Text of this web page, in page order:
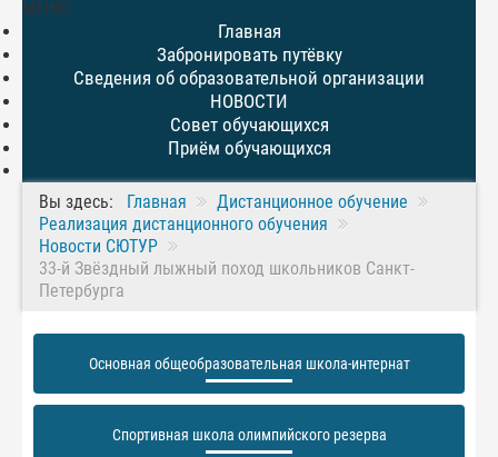
МЕНЮ
Главная
Забронировать путёвку
Сведения об образовательной организации
НОВОСТИ
Совет обучающихся
Приём обучающихся
Вы здесь: Главная
Дистанционное обучение
Реализация дистанционного обучения
Новости СЮТУР
33-й Звёздный лыжный поход школьников Санкт-
Петербурга
Основная общеобразовательная школа-интернат
Спортивная школа олимпийского резерва